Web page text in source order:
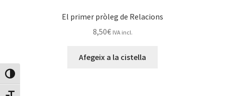
Canvia Alt Contrast
El primer pròleg de Relacions
8,50€ IVA incl.
Afegeix a la cistella